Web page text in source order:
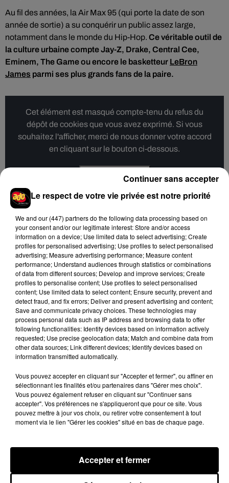
Au fil des années, la Air Max 95 (qui porte la date de son
année de sortie) a su conquérir un public assez large,
notamment dans le monde du Hip-Hop. Ce véritable outil de
la culture urbaine compte Jay-Z, Drake, Central Cee,
Eminem, The Game ou encore le basketteur LeBron
James parmi ses plus grands fans de la paire.
Cet élément est masqué compte-tenu du refus du
dépôt de cookies que vous avez exprimé. Si vous
souhaitez l'afficher, merci de nous donner votre accord
en cliquant sur le bouton ci-dessous.
Hip-Hop News
7 août 2026
Brent Faiyaz a le cœur brisé dans son
nouveau clip
7 août 2026
Rihanna de retour en studio ? A$AP
Rocky relance l'espoir des fans
7 août 2026
Tayc et Didi B dévoilent le single le plus
dansant de l’année
session live surprise
Le respect de votre vie privée est notre priorité
We and our (447) partnersdo the following data processing based on
your consent and/or our legitimate interest: Store and/or access
information on a device; Use limited data to select advertising; Create
profiles for personalised advertising; Use profiles to select personalised
advertising; Measure advertising performance; Measure content
performance; Understand audiences through statistics or combinations
of data from different sources; Develop and improve services; Create
profiles to personalise content; Use profiles to select personalised
content; Use limited data to select content; Ensure security, prevent and
detect fraud, and fix errors; Deliver and present advertising and content;
Save and communicate privacy choices. These technologies may
process personal data such as IP address and browsing data to offer
following functionalities: Identify devices based on information actively
requested; Use precise geolocation data; Match and combine data from
other data sources; Link different devices; Identify devices based on
information transmitted automatically.
Vous pouvez accepter en cliquant sur "Accepter et fermer", ou affiner en
sélectionnant les finalités et/ou partenaires dans "Gérer mes choix".
Vous pouvez également refuser en cliquant sur "Continuer sans
accepter". Vos préférences ne s'appliqueront que pour ce site. Vous
pouvez mettre à jour vos choix, ou retirer votre consentement à tout
moment via le lien "Gérer les cookies" situé en bas de chaque page.
Accepter et fermer
Continuer sans accepter